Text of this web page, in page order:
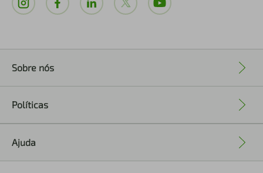
Sobre nós
Políticas
Ajuda